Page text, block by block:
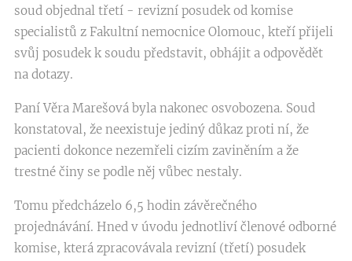
soud objednal třetí - revizní posudek od komise
specialistů z Fakultní nemocnice Olomouc, kteří přijeli
svůj posudek k soudu představit, obhájit a odpovědět
na dotazy.
Paní Věra Marešová byla nakonec osvobozena. Soud
konstatoval, že neexistuje jediný důkaz proti ní, že
pacienti dokonce nezemřeli cizím zaviněním a že
trestné činy se podle něj vůbec nestaly.
Tomu předcházelo 6,5 hodin závěrečného
projednávání. Hned v úvodu jednotliví členové odborné
komise, která zpracovávala revizní (třetí) posudek